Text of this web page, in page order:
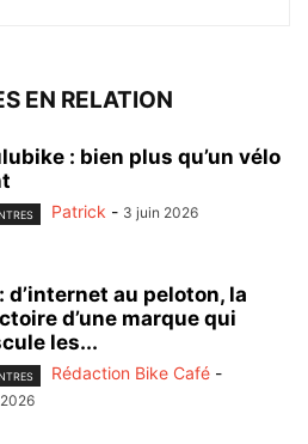
EN RELATION
: bien plus qu’un vélo
Patrick - 3 juin 2026
d’internet au peloton, la
d’une marque qui
les...
Rédaction Bike Café -